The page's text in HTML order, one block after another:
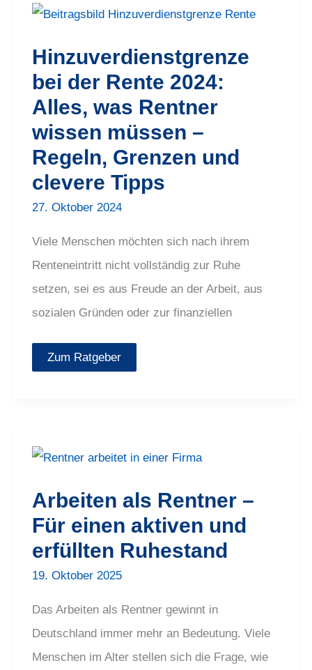
Hinzuverdienstgrenze
bei der Rente 2024:
Alles, was Rentner
wissen müssen –
Regeln, Grenzen und
clevere Tipps
27. Oktober 2024
Viele Menschen möchten sich nach ihrem
Renteneintritt nicht vollständig zur Ruhe
setzen, sei es aus Freude an der Arbeit, aus
sozialen Gründen oder zur finanziellen
Hinzuverdienstgrenze
bei
2024:
Alles,
was
Rentner
wissen
müssen
–
Regeln,
Grenzen
und
clevere
Tipps
Zum Ratgeber
Arbeiten als Rentner –
Für einen aktiven und
erfüllten Ruhestand
19. Oktober 2025
Das Arbeiten als Rentner gewinnt in
Deutschland immer mehr an Bedeutung. Viele
Menschen im Alter stellen sich die Frage, wie
Arbeiten
als
Für
einen
aktiven
und
erfüllten
Ruhestand